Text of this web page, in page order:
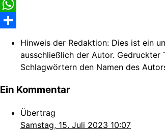
Facebook
WhatsApp
Hinweis der Redaktion: Dies ist ein
ausschließlich der Autor.
Schlagwörtern den Namen des
Ein Kommentar
Übertrag
Samstag, 15. Juli 2023 10:07